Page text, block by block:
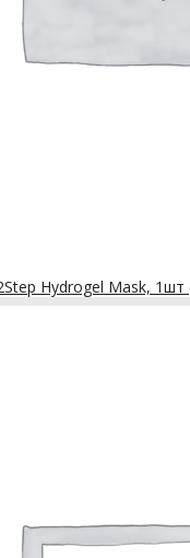
Hydrogel Mask,